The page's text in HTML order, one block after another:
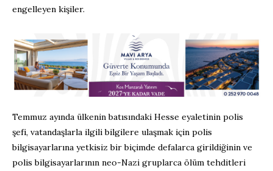
engelleyen kişiler.
Temmuz ayında ülkenin batısındaki Hesse eyaletinin polis
şefi, vatandaşlarla ilgili bilgilere ulaşmak için polis
bilgisayarlarına yetkisiz bir biçimde defalarca girildiğinin ve
polis bilgisayarlarının neo-Nazi gruplarca ölüm tehditleri